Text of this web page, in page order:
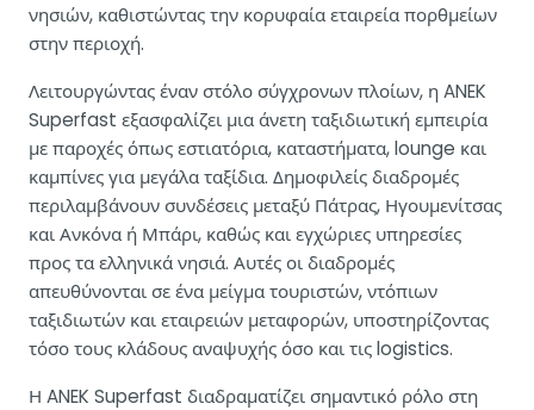
νησιών, καθιστώντας την κορυφαία εταιρεία πορθμείων
στην περιοχή.
Λειτουργώντας έναν στόλο σύγχρονων πλοίων, η ANEK
Superfast εξασφαλίζει μια άνετη ταξιδιωτική εμπειρία
με παροχές όπως εστιατόρια, καταστήματα, lounge και
καμπίνες για μεγάλα ταξίδια. Δημοφιλείς διαδρομές
περιλαμβάνουν συνδέσεις μεταξύ Πάτρας, Ηγουμενίτσας
και Ανκόνα ή Μπάρι, καθώς και εγχώριες υπηρεσίες
προς τα ελληνικά νησιά. Αυτές οι διαδρομές
απευθύνονται σε ένα μείγμα τουριστών, ντόπιων
ταξιδιωτών και εταιρειών μεταφορών, υποστηρίζοντας
τόσο τους κλάδους αναψυχής όσο και τις logistics.
Η ANEK Superfast διαδραματίζει σημαντικό ρόλο στη